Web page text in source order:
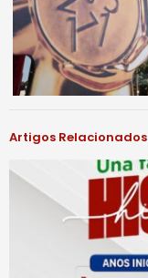
Artigos Relacionados